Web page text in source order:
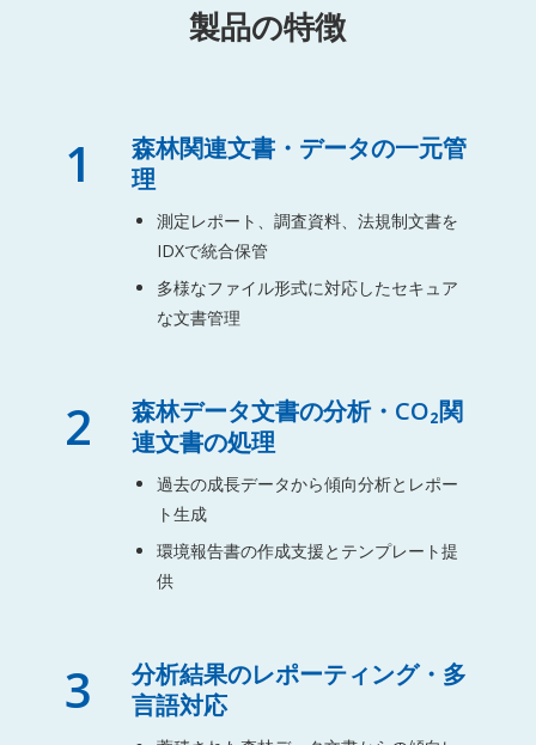
製品の特徴
1
森林関連文書・データの一元管
理
測定レポート、調査資料、法規制文書を
IDXで統合保管
多様なファイル形式に対応したセキュア
な文書管理
2
森林データ文書の分析・CO₂関
連文書の処理
過去の成長データから傾向分析とレポー
ト生成
環境報告書の作成支援とテンプレート提
供
3
分析結果のレポーティング・多
言語対応